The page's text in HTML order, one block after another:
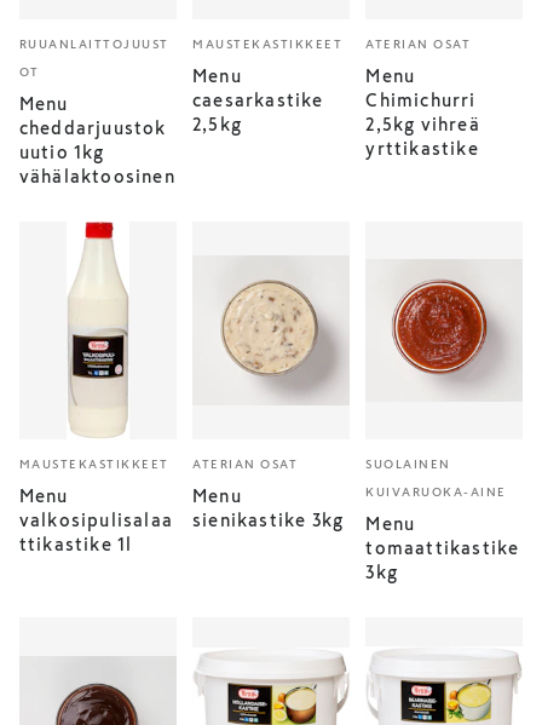
RUUANLAITTOJUUST
OT
Menu
cheddarjuustok
uutio 1kg
vähälaktoosinen
MAUSTEKASTIKKEET
Menu
caesarkastike
2,5kg
ATERIAN OSAT
Menu
Chimichurri
2,5kg vihreä
yrttikastike
MAUSTEKASTIKKEET
Menu
valkosipulisalaa
ttikastike 1l
ATERIAN OSAT
Menu
sienikastike 3kg
SUOLAINEN
KUIVARUOKA-AINE
Menu
tomaattikastike
3kg